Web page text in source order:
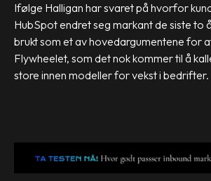
Ifølge Halligan har svaret på hvorfor
HubSpot endret seg markant de siste to
brukt som et av hovedargumentene for
Flywheelet, som det nok kommer til å
store innen modeller for vekst i bedrifter.